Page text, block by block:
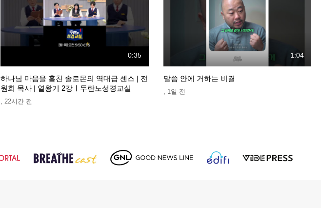
0:35
하나님 마음을 훔친 솔로몬의 역대급 센스 | 전
원희 목사 | 열왕기 2강ㅣ두란노성경교실
22시간 전
1:04
말씀 안에 거하는 비결
1일 전